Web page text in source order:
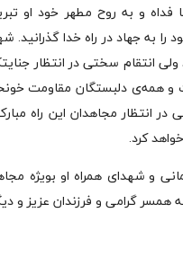
فداه و به روح مطهر خود او
به جهاد در راه خدا
انتقام سختی در انتظار
همه‌ی دلبستگان مقاومت
انتظار مجاهدان این راه
کرد.
و شهدای همراه او بویژه
همسر گرامی و فرزندان عزیز